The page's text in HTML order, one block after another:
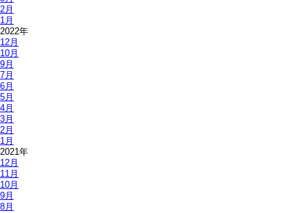
2月
1月
2022年
12月
10月
9月
7月
6月
5月
4月
3月
2月
1月
2021年
12月
11月
10月
9月
8月